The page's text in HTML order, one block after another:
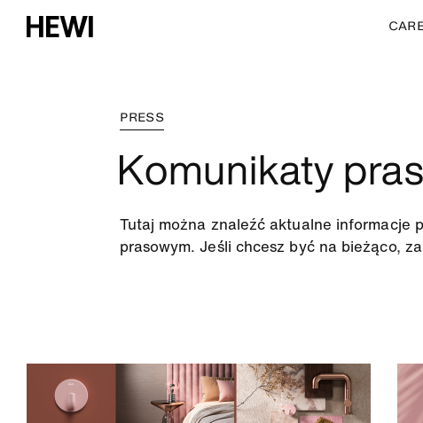
PRESS
Komunikaty
Tutaj można znaleźć aktualne informacje
prasowym. Jeśli chcesz być na bieżąco,